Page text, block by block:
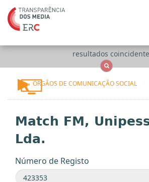
resultados
ÓRGÃOS DE COMUNICAÇÃO SOCIAL
Match FM,
Lda.
Número de Registo